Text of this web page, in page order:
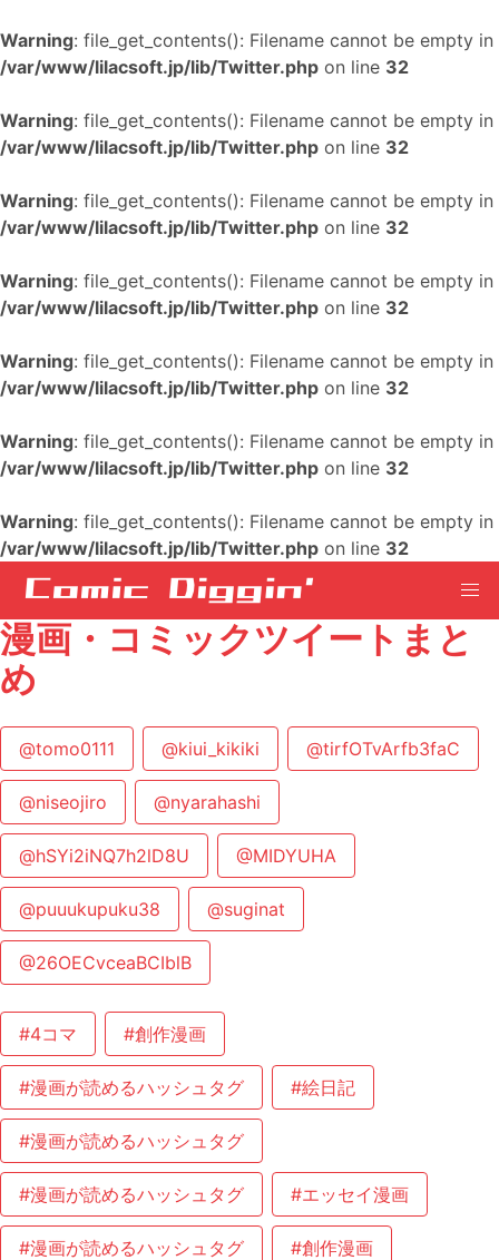
Warning: file_get_contents(): Filename cannot be empty in
/var/www/lilacsoft.jp/lib/Twitter.php on line 32
Warning: file_get_contents(): Filename cannot be empty in
/var/www/lilacsoft.jp/lib/Twitter.php on line 32
Warning: file_get_contents(): Filename cannot be empty in
/var/www/lilacsoft.jp/lib/Twitter.php on line 32
Warning: file_get_contents(): Filename cannot be empty in
/var/www/lilacsoft.jp/lib/Twitter.php on line 32
Warning: file_get_contents(): Filename cannot be empty in
/var/www/lilacsoft.jp/lib/Twitter.php on line 32
Warning: file_get_contents(): Filename cannot be empty in
/var/www/lilacsoft.jp/lib/Twitter.php on line 32
Warning: file_get_contents(): Filename cannot be empty in
/var/www/lilacsoft.jp/lib/Twitter.php on line 32
漫画・コミックツイートまと
め
@tomo0111 @kiui_kikiki @tirfOTvArfb3faC
@niseojiro @nyarahashi
@hSYi2iNQ7h2lD8U @MIDYUHA
@puuukupuku38 @suginat
@26OECvceaBCIblB
#4コマ #創作漫画
#漫画が読めるハッシュタグ #絵日記
#漫画が読めるハッシュタグ
#漫画が読めるハッシュタグ #エッセイ漫画
#漫画が読めるハッシュタグ #創作漫画